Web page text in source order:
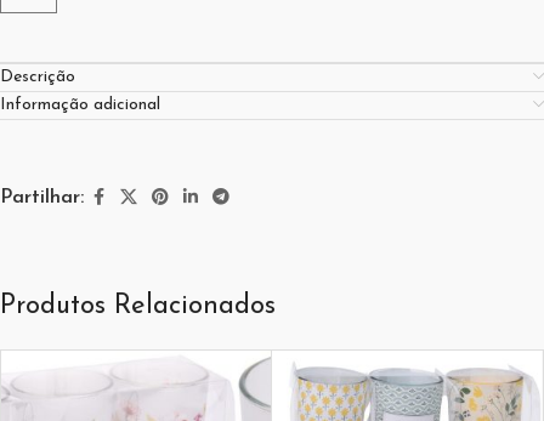
Descrição
Informação adicional
Partilhar:
Produtos Relacionados